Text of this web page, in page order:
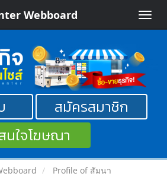
Toggle
Webboard
สมัครสมาชิก
นใจโฆษณา
Profile of สัมนา